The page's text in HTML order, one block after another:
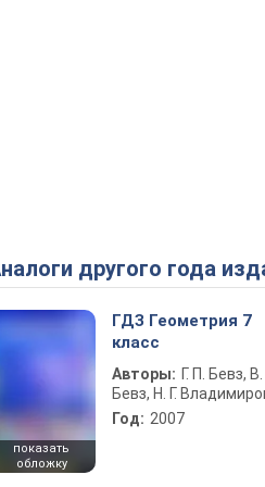
Аналоги другого года
показать
обложку
ГДЗ Геометрия 7
класс
Авторы: Г. П. Бевз, В.
Бевз, Н. Г.
Год: 2007